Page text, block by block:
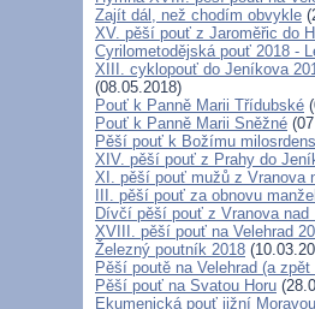
Zajít dál, než chodím obvykle
XV. pěší pouť z Jaroměřic do
Cyrilometodějská pouť 2018 -
XIII. cyklopouť do Jeníkova
(08.05.2018)
Pouť k Panně Marii Třídubské
Pouť k Panně Marii Sněžné
Pěší pouť k Božímu
XIV. pěší pouť z Prahy do
XI. pěší pouť mužů z Vranova
III. pěší pouť za obnovu
Dívčí pěší pouť z Vranova
XVIII. pěší pouť na Velehrad
Železný poutník 2018
Pěší poutě na Velehrad (a
Pěší pouť na Svatou Horu
Ekumenická pouť jižní Moravou